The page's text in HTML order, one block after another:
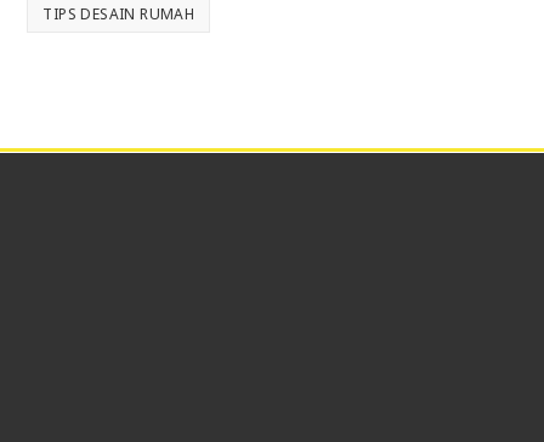
TIPS DESAIN RUMAH